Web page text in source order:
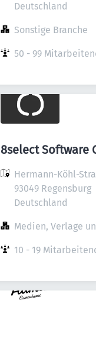
Deutschland
Sonstige Branche
50 - 99
8select Software
Hermann-Köhl-
93049 Regensburg
Deutschland
Medien, Verlage
10 - 19